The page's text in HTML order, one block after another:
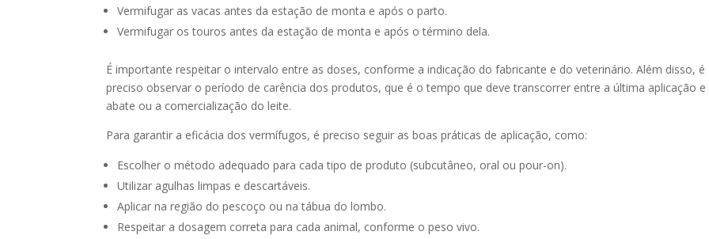
Vermifugar as vacas antes da estação de monta e após o parto.
Vermifugar os touros antes da estação de monta e após o término dela.
É importante respeitar o intervalo entre as doses, conforme a indicação do fabricante e do veterinário. Além disso, é
preciso observar o período de carência dos produtos, que é o tempo que deve transcorrer entre a última aplicação
abate ou a comercialização do leite.
Para garantir a eficácia dos vermífugos, é preciso seguir as boas práticas de aplicação, como:
Escolher o método adequado para cada tipo de produto (subcutâneo, oral ou pour-on).
Utilizar agulhas limpas e descartáveis.
Aplicar na região do pescoço ou na tábua do lombo.
Respeitar a dosagem correta para cada animal, conforme o peso vivo.